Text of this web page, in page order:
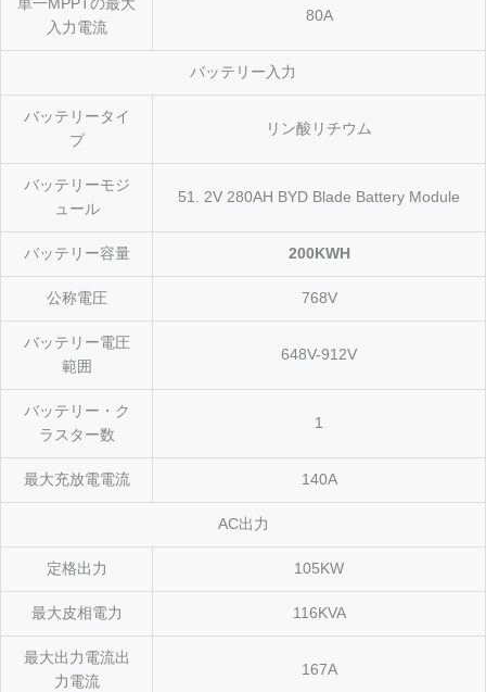
単一MPPTの最大
入力電流
80A
バッテリー入力
バッテリータイ
プ
リン酸リチウム
バッテリーモジ
ュール
51. 2V 280AH BYD Blade Battery Module
バッテリー容量 200KWH
公称電圧 768V
バッテリー電圧
範囲
648V-912V
バッテリー・ク
ラスター数
1
最大充放電電流 140A
AC出力
定格出力 105KW
最大皮相電力 116KVA
最大出力電流出
力電流
167A